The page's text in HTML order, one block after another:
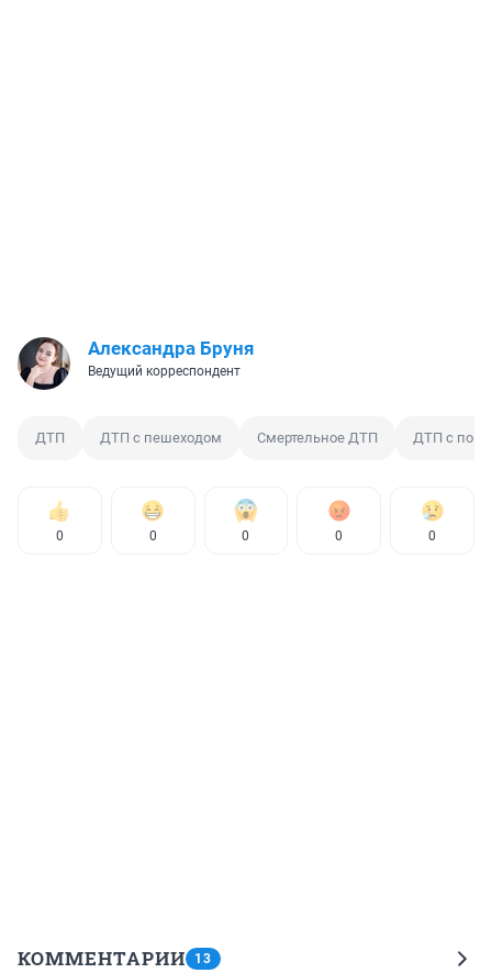
Александра Бруня
Ведущий корреспондент
ДТП ДТП с пешеходом Смертельное ДТП ДТП с
0 0 0 0 0
КОММЕНТАРИИ 13